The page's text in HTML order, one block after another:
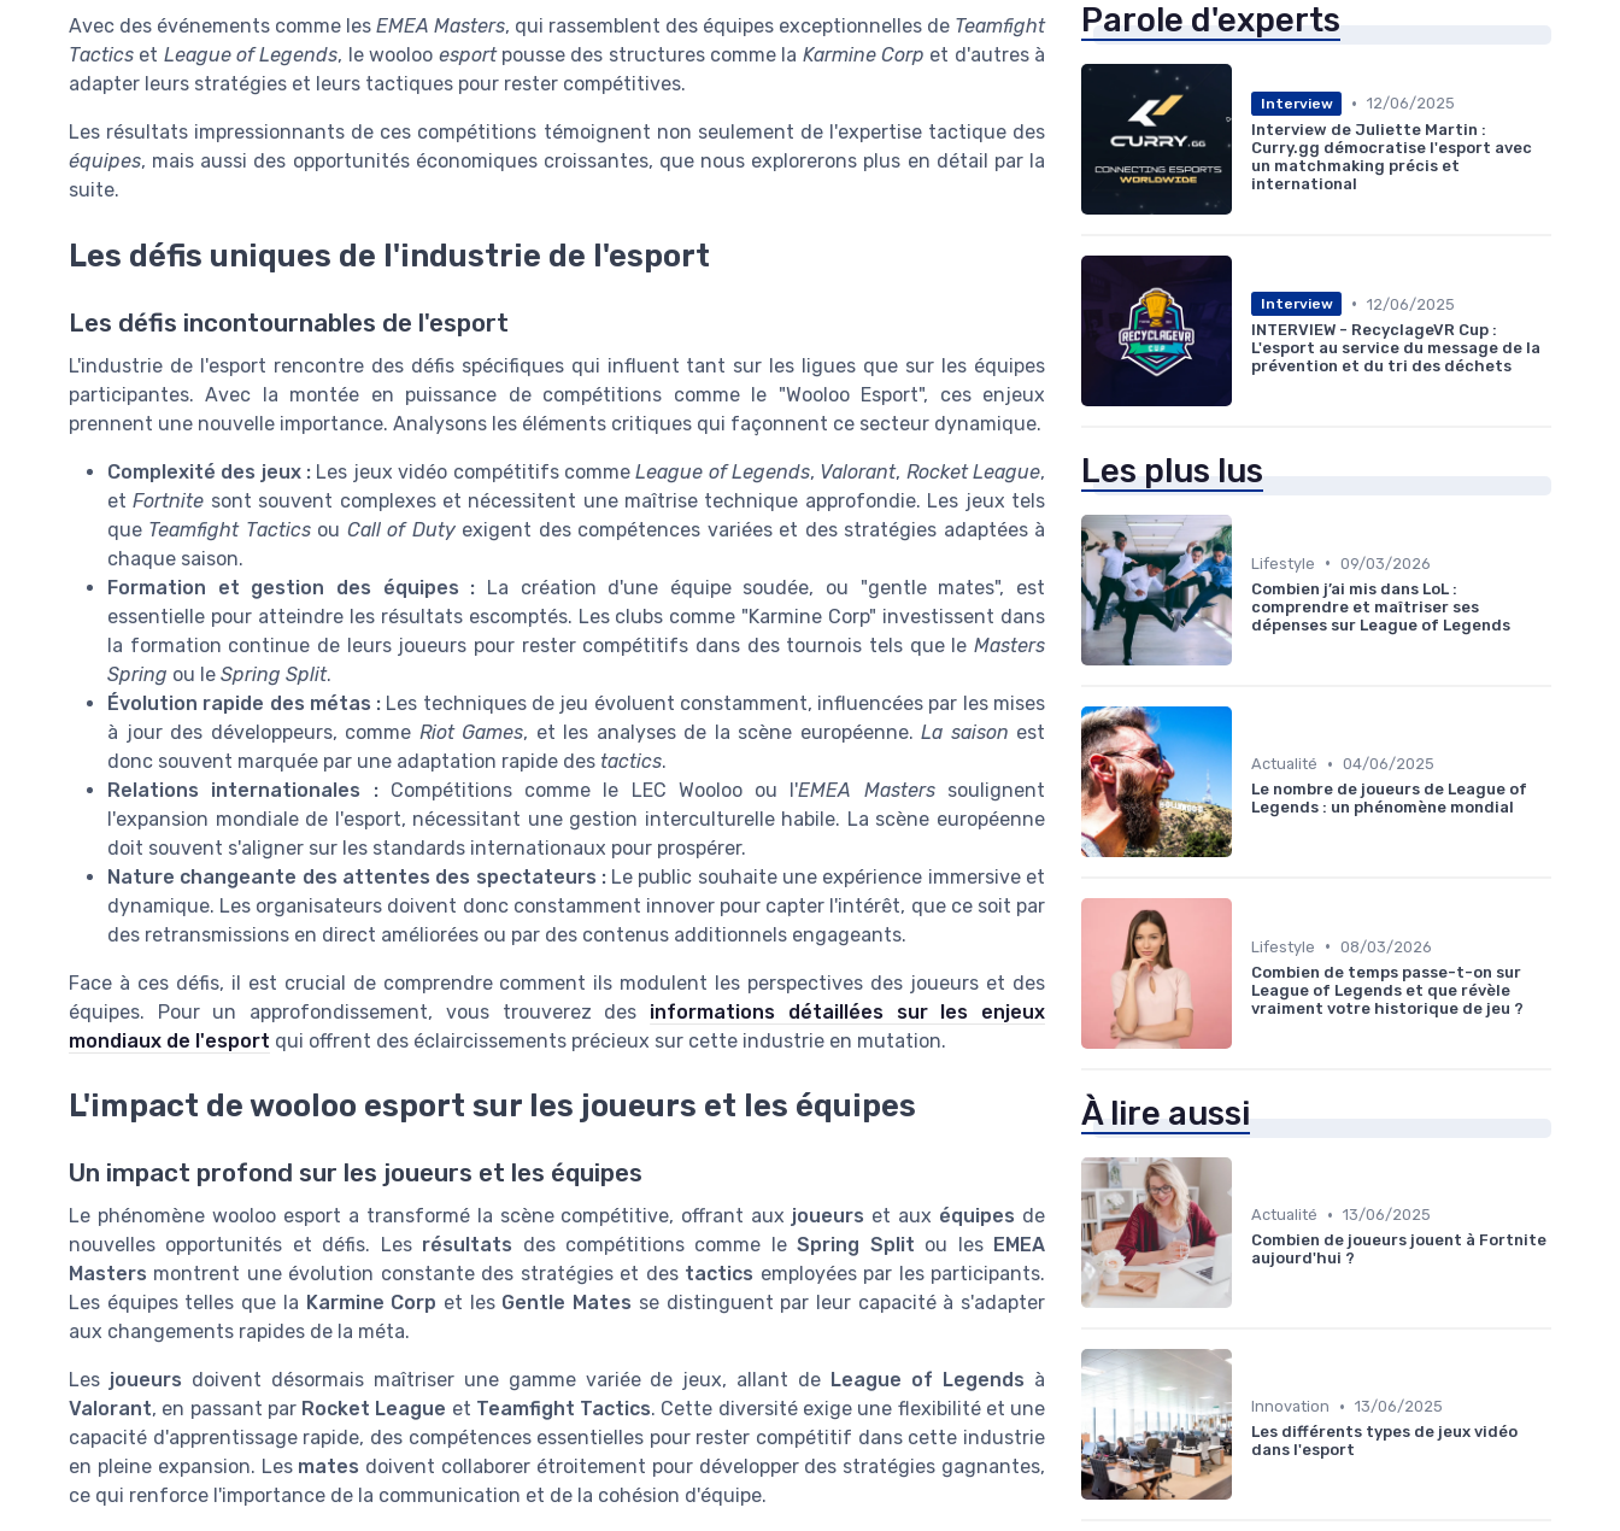
Avec des événements comme les EMEA Masters, qui rassemblent des équipes exceptionnelles de Teamfight
Tactics et League of Legends, le wooloo esportpousse des structures comme la Karmine Corp et d'autres à
adapter leurs stratégies et leurs tactiques pour rester compétitives.
Les résultats impressionnants de ces compétitions témoignent non seulement de l'expertise tactique des
équipes, mais aussi des opportunités économiques croissantes, que nous explorerons plus en détail par la
suite.
Les défis uniques de l'industrie de l'esport
Les défis incontournables de l'esport
L'industrie de l'esport rencontre des défis spécifiques qui influent tant sur les ligues que sur les équipes
participantes. Avec la montée en puissance de compétitions comme le "Wooloo Esport", ces enjeux
prennent une nouvelle importance. Analysons les éléments critiques qui façonnent ce secteur dynamique.
Complexité des jeux : Les jeux vidéo compétitifs commeLeague of Legends, Valorant, Rocket League,
etFortnite sont souvent complexes et nécessitent une maîtrise technique approfondie. Les jeux tels
que Teamfight Tacticsou Call of Dutyexigent des compétences variées et des stratégies adaptées à
chaque saison.
Formation et gestion des équipes : La création d'une équipe soudée, ou "gentle mates", est
essentielle pour atteindre les résultats escomptés. Les clubs comme "Karmine Corp" investissent dans
la formation continue de leurs joueurs pour rester compétitifs dans des tournois tels que le Masters
Spring ou le Spring Split.
Évolution rapide des métas : Les techniques de jeu évoluent constamment, influencées par les mises
à jour des développeurs, comme Riot Games, et les analyses de la scène européenne. La saison est
donc souvent marquée par une adaptation rapide des tactics.
Relations internationales :Compétitions comme le LEC Wooloo ou l'EMEA Masterssoulignent
l'expansion mondiale de l'esport, nécessitant une gestion interculturelle habile. La scène européenne
doit souvent s'aligner sur les standards internationaux pour prospérer.
Nature changeante des attentes des spectateurs :Le public souhaite une expérience immersive et
dynamique. Les organisateurs doivent donc constamment innover pour capter l'intérêt, que ce soit par
des retransmissions en direct améliorées ou par des contenus additionnels engageants.
Face à ces défis, il est crucial de comprendre comment ils modulent les perspectives des joueurs et des
équipes. Pour un approfondissement, vous trouverez des informations détaillées sur les enjeux
mondiaux de l'esport qui offrent des éclaircissements précieux sur cette industrie en mutation.
L'impact de wooloo esport sur les joueurs et les équipes
Un impact profond sur les joueurs et les équipes
Le phénomène wooloo esport a transformé la scène compétitive, offrant aux joueurs et aux équipes de
nouvelles opportunités et défis. Les résultats des compétitions comme leSpring Split ou les EMEA
Masters montrent une évolution constante des stratégies et des tactics employées par les participants.
Les équipes telles que la Karmine Corp et les Gentle Mates se distinguent par leur capacité à s'adapter
aux changements rapides de la méta.
Les joueurs doivent désormais maîtriser une gamme variée de jeux, allant de League of Legends à
Valorant, en passant par Rocket League et Teamfight Tactics. Cette diversité exige une flexibilité et une
capacité d'apprentissage rapide, des compétences essentielles pour rester compétitif dans cette industrie
en pleine expansion. Les mates doivent collaborer étroitement pour développer des stratégies gagnantes,
ce qui renforce l'importance de la communication et de la cohésion d'équipe.
Parole d'experts
Interview • 12/06/2025
Interview de Juliette Martin :
Curry.gg démocratise l'esport avec
un matchmaking précis et
international
Interview • 12/06/2025
INTERVIEW - RecyclageVR Cup :
L'esport au service du message de la
prévention et du tri des déchets
Les plus lus
Lifestyle • 09/03/2026
Combien j’ai mis dans LoL :
comprendre et maîtriser ses
dépenses sur League of Legends
Actualité • 04/06/2025
Le nombre de joueurs de League of
Legends : un phénomène mondial
Lifestyle • 08/03/2026
Combien de temps passe-t-on sur
League of Legends et que révèle
vraiment votre historique de jeu ?
À lire aussi
Actualité • 13/06/2025
Combien de joueurs jouent à Fortnite
aujourd'hui ?
Innovation • 13/06/2025
Les différents types de jeux vidéo
dans l'esport